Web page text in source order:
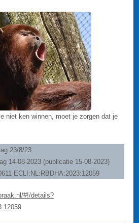
niet ken winnen, moet je zorgen dat je
23/8/23
14-08-2023 (publicatie 15-08-2023)
ECLI:NL:RBDHA:2023:12059
#!/details?